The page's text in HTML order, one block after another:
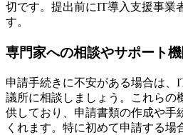
切です。提出前にIT導入支援事業
す。
専門家への相談やサポート
申請手続きに不安がある場合は、
議所に相談しましょう。これらの
供しており、申請書類の作成や手
くれます。特に初めて申請する場